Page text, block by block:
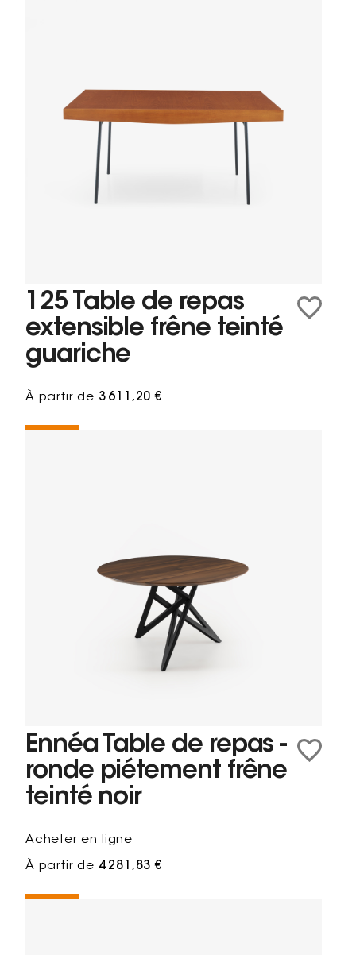
125 Table de repas
extensible frêne teinté
guariche
À partir de 3 611,20 €
Ennéa Table de repas -
ronde piétement frêne
teinté noir
Acheter en ligne
À partir de 4 281,83 €